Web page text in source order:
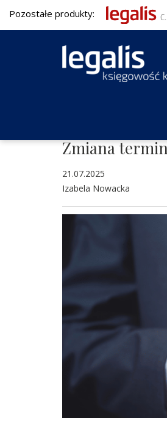
Pozostałe produkty:
Zmiana
21.07.2025
Izabela Nowacka